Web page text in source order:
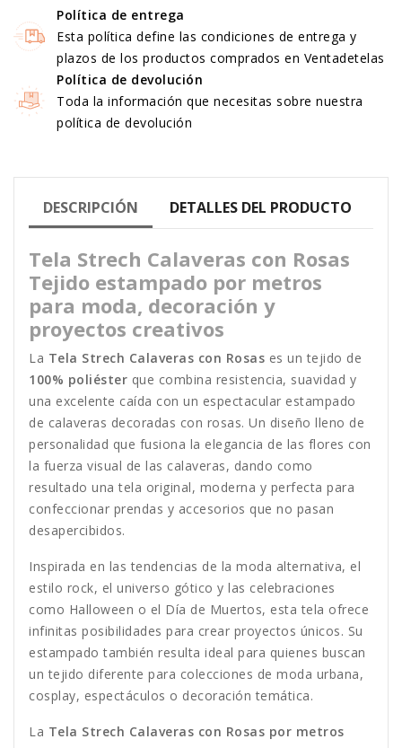
Política de entrega
Esta política define las condiciones de entrega y
plazos de los productos comprados en Ventadetelas
Política de devolución
Toda la información que necesitas sobre nuestra
política de devolución
DESCRIPCIÓN DETALLES DEL PRODUCTO
Tela Strech Calaveras con Rosas
Tejido estampado por metros
para moda, decoración y
proyectos creativos
La Tela Strech Calaveras con Rosas es un tejido de
100% poliéster que combina resistencia, suavidad y
una excelente caída con un espectacular estampado
de calaveras decoradas con rosas. Un diseño lleno de
personalidad que fusiona la elegancia de las flores con
la fuerza visual de las calaveras, dando como
resultado una tela original, moderna y perfecta para
confeccionar prendas y accesorios que no pasan
desapercibidos.
Inspirada en las tendencias de la moda alternativa, el
estilo rock, el universo gótico y las celebraciones
como Halloween o el Día de Muertos, esta tela ofrece
infinitas posibilidades para crear proyectos únicos. Su
estampado también resulta ideal para quienes buscan
un tejido diferente para colecciones de moda urbana,
cosplay, espectáculos o decoración temática.
La Tela Strech Calaveras con Rosas por metros